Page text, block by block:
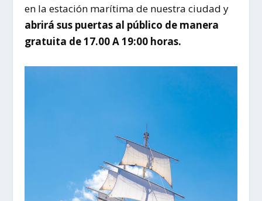
en la estación marítima de nuestra ciudad y
abrirá sus puertas al público de manera
gratuita de 17.00 A 19:00 horas.